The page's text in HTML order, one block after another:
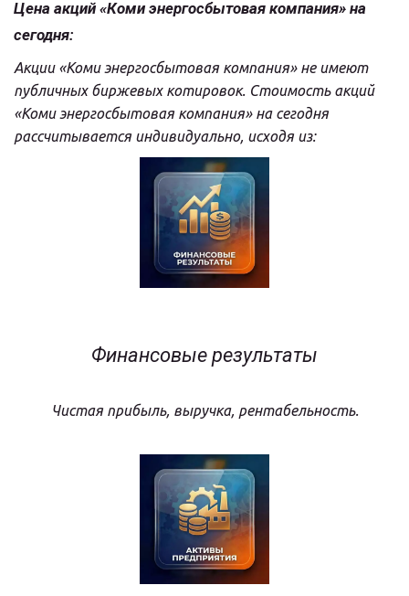
Цена акций «Коми энергосбытовая компания» на
сегодня:
Акции «Коми энергосбытовая компания» не имеют
публичных биржевых котировок. Стоимость акций
«Коми энергосбытовая компания» на сегодня
рассчитывается индивидуально, исходя из:
Финансовые результаты
Чистая прибыль, выручка, рентабельность.